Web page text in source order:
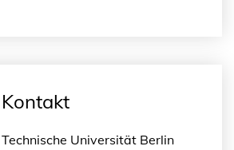
Kontakt
Technische Universität Berlin